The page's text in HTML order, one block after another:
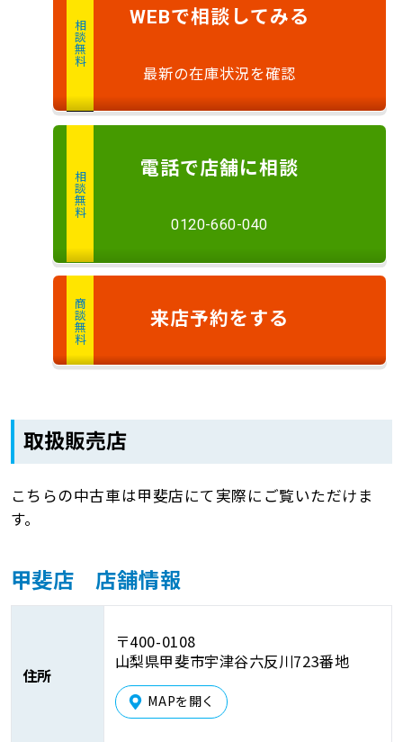
相談無料
WEBで相談 してみる
最新の在庫状況を確認
相談無料
電話で店舗に相談
0120-660-040
商談無料 来店予約をする
取扱販売店
こちらの中古車は甲斐店にて実際にご覧いただけま
す。
甲斐店 店舗情報
住所
〒400-0108
山梨県甲斐市宇津谷六反川723番地
MAPを開く